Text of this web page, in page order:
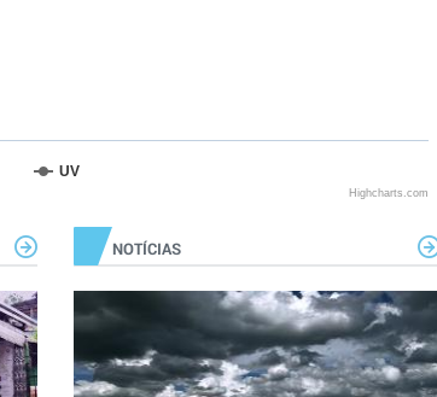
UV
Highcharts.com
NOTÍCIAS